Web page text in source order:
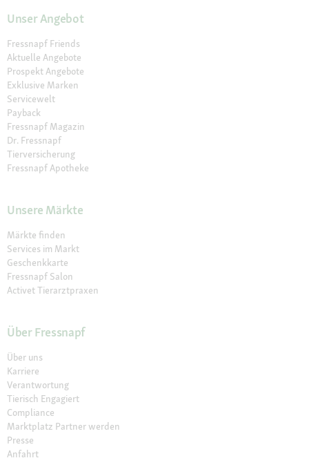
Unser Angebot
Fressnapf Friends
Aktuelle Angebote
Prospekt Angebote
Exklusive Marken
Servicewelt
Payback
Fressnapf Magazin
Dr. Fressnapf
Tierversicherung
Fressnapf Apotheke
Unsere Märkte
Märkte finden
Services im Markt
Geschenkkarte
Fressnapf Salon
Activet Tierarztpraxen
Über Fressnapf
Über uns
Karriere
Verantwortung
Tierisch Engagiert
Compliance
Marktplatz Partner werden
Presse
Anfahrt